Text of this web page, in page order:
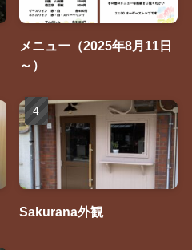
メニュー（2025年8月11日
～）
Sakurana外観